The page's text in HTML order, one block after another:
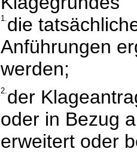
1.die
Anführungen
werden;
2.der
oder in Bezug
erweitert oder